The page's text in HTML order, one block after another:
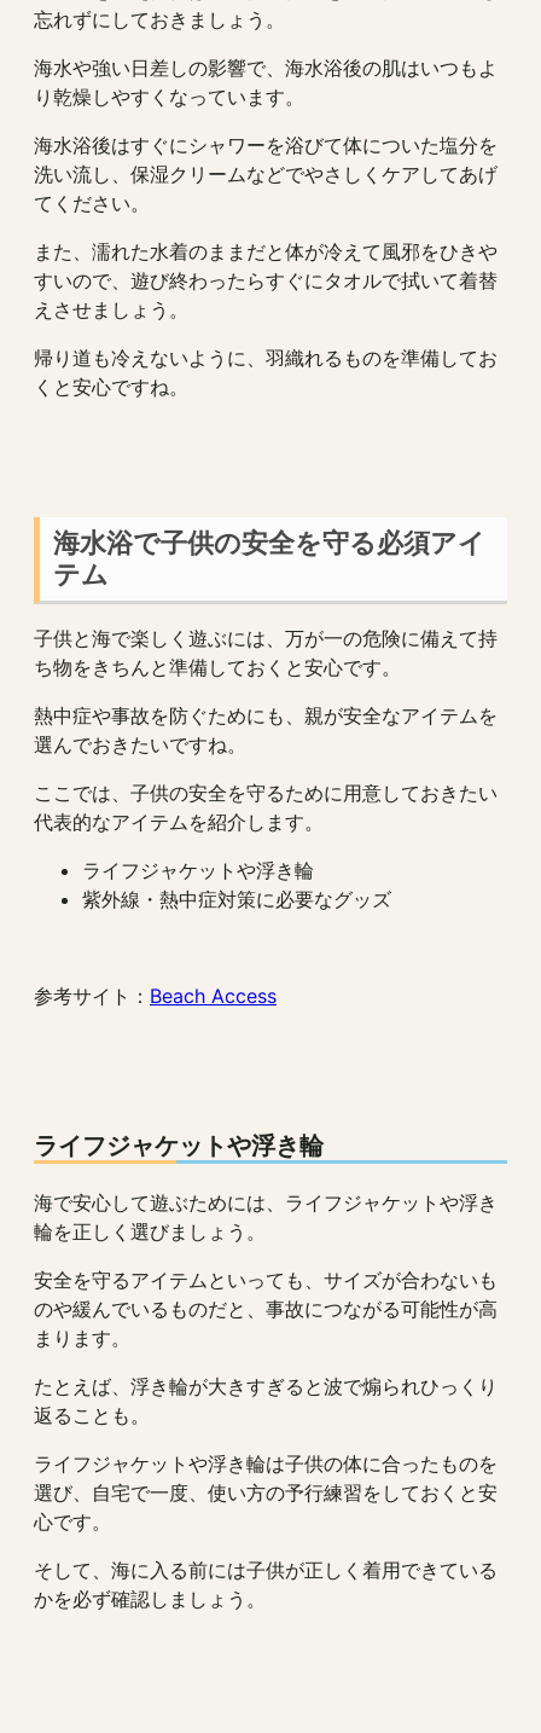
忘れずにしておきましょう。
海水や強い日差しの影響で、海水浴後の肌はいつもよ
り乾燥しやすくなっています。
海水浴後はすぐにシャワーを浴びて体についた塩分を
洗い流し、保湿クリームなどでやさしくケアしてあげ
てください。
また、濡れた水着のままだと体が冷えて風邪をひきや
すいので、遊び終わったらすぐにタオルで拭いて着替
えさせましょう。
帰り道も冷えないように、羽織れるものを準備してお
くと安心ですね。
海水浴で子供の安全を守る必須アイ
テム
子供と海で楽しく遊ぶには、万が一の危険に備えて持
ち物をきちんと準備しておくと安心です。
熱中症や事故を防ぐためにも、親が安全なアイテムを
選んでおきたいですね。
ここでは、子供の安全を守るために用意しておきたい
代表的なアイテムを紹介します。
ライフジャケットや浮き輪
紫外線・熱中症対策に必要なグッズ
参考サイト： Beach Access
ライフジャケットや浮き輪
海で安心して遊ぶためには、ライフジャケットや浮き
輪を正しく選びましょう。
安全を守るアイテムといっても、サイズが合わないも
のや緩んでいるものだと、事故につながる可能性が高
まります。
たとえば、浮き輪が大きすぎると波で煽られひっくり
返ることも。
ライフジャケットや浮き輪は子供の体に合ったものを
選び、自宅で一度、使い方の予行練習をしておくと安
心です。
そして、海に入る前には子供が正しく着用できている
かを必ず確認しましょう。